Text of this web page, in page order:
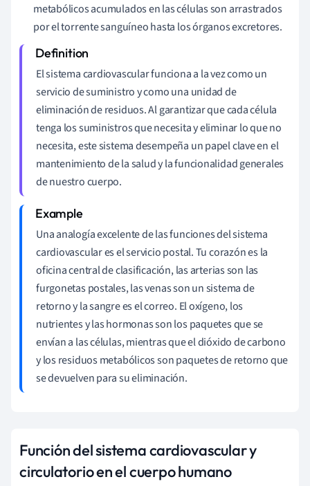
metabólicos acumulados en las células son arrastrados
por el torrente sanguíneo hasta los órganos excretores.
El sistema cardiovascular funciona a la vez como un
servicio de suministro y como una unidad de
eliminación de residuos. Al garantizar que cada célula
tenga los suministros que necesita y eliminar lo que no
necesita, este sistema desempeña un papel clave en el
mantenimiento de la salud y la funcionalidad generales
de nuestro cuerpo.
Una analogía excelente de las funciones del sistema
cardiovascular es el servicio postal. Tu corazón es la
oficina central de clasificación, las arterias son las
furgonetas postales, las venas son un sistema de
retorno y la sangre es el correo. El oxígeno, los
nutrientes y las hormonas son los paquetes que se
envían a las células, mientras que el dióxido de carbono
y los residuos metabólicos son paquetes de retorno que
se devuelven para su eliminación.
Función del sistema cardiovascular y
circulatorio en el cuerpo humano